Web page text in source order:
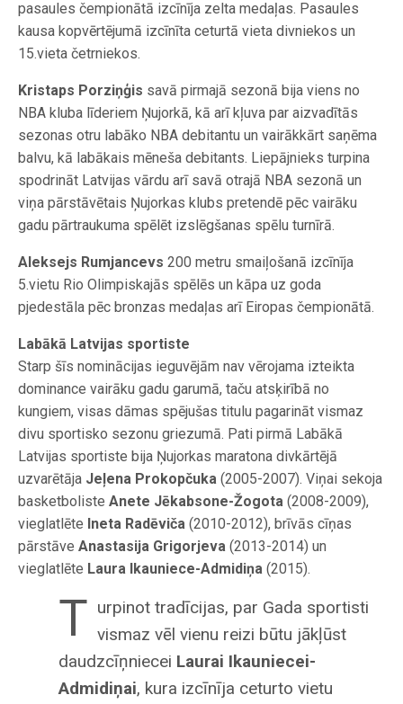
pasaules čempionātā izcīnīja zelta medaļas. Pasaules
kausa kopvērtējumā izcīnīta ceturtā vieta divniekos un
15.vieta četrniekos.
Kristaps Porziņģis savā pirmajā sezonā bija viens no
NBA kluba līderiem Ņujorkā, kā arī kļuva par aizvadītās
sezonas otru labāko NBA debitantu un vairākkārt saņēma
balvu, kā labākais mēneša debitants. Liepājnieks turpina
spodrināt Latvijas vārdu arī savā otrajā NBA sezonā un
viņa pārstāvētais Ņujorkas klubs pretendē pēc vairāku
gadu pārtraukuma spēlēt izslēgšanas spēlu turnīrā.
Aleksejs Rumjancevs 200 metru smaiļošanā izcīnīja
5.vietu Rio Olimpiskajās spēlēs un kāpa uz goda
pjedestāla pēc bronzas medaļas arī Eiropas čempionātā.
Labākā Latvijas sportiste
Starp šīs nominācijas ieguvējām nav vērojama izteikta
dominance vairāku gadu garumā, taču atsķirībā no
kungiem, visas dāmas spējušas titulu pagarināt vismaz
divu sportisko sezonu griezumā. Pati pirmā Labākā
Latvijas sportiste bija Ņujorkas maratona divkārtējā
uzvarētāja Jeļena Prokopčuka (2005-2007). Viņai sekoja
basketboliste Anete Jēkabsone-Žogota (2008-2009),
vieglatlēte Ineta Radēviča (2010-2012), brīvās cīņas
pārstāve Anastasija Grigorjeva (2013-2014) un
vieglatlēte Laura Ikauniece-Admidiņa (2015).
T urpinot tradīcijas, par Gada sportisti
vismaz vēl vienu reizi būtu jākļūst
daudzcīņniecei Laurai Ikauniecei-
Admidiņai, kura izcīnīja ceturto vietu